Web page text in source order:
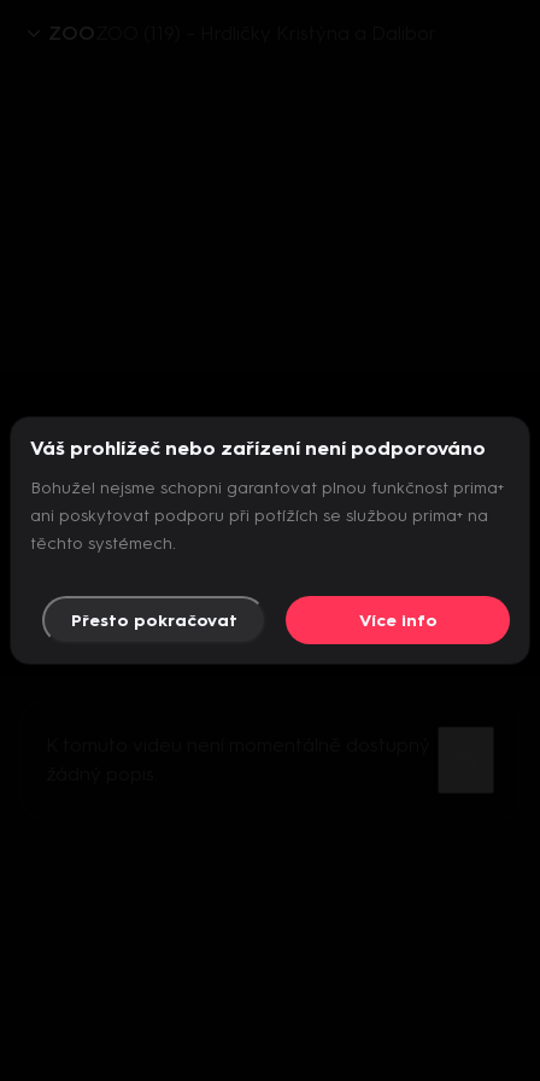
ZOO
Nepodařilo se inicializovat přehrávač
Váš prohlížeč nebo zařízení není podporováno
Bohužel nejsme schopni garantovat plnou funkčnost prima+
ani poskytovat podporu při potížích se službou prima+ na
těchto systémech.
Přesto pokračovat Více info